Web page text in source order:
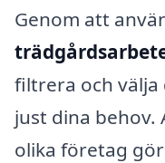
Genom att
filtrera och välja
just dina
olika företag